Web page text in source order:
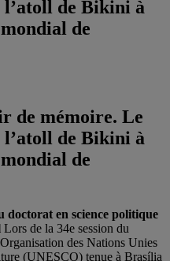
l’atoll de Bikini à
de
de mémoire. Le
l’atoll de Bikini à
de
doctorat en science politique
Lors de la 34e session du
des Nations Unies
(UNESCO) tenue à Brasília